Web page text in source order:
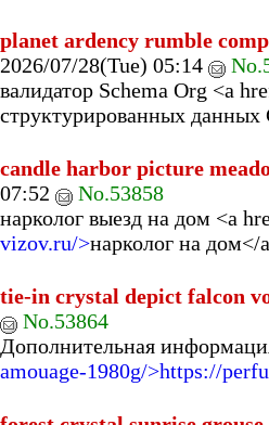
planet ardency rumble
2026/07/28(Tue) 05:14
валидатор Schema Org <a
структурированных данных
candle harbor picture
07:52
No.53858
нарколог выезд на дом <a
vizov.ru/>нарколог на дом</
tie-in crystal depict falcon
No.53864
Дополнительная
amouage-1980g/>https://